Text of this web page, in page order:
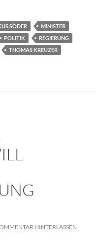
SÖDER
MINISTER
POLITIK
REGIERUNG
THOMAS KREUZER
HINTERLASSEN